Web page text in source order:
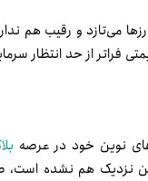
می‌­تازد و رقیب هم
فراتر از حد انتظار
نوین خود در عرصه
نزدیک هم نشده است،